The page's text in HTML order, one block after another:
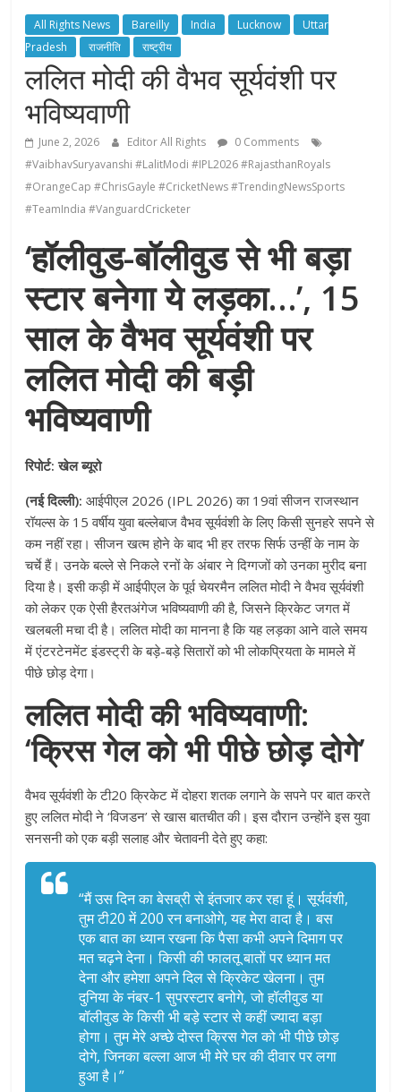
All Rights News Bareilly India Lucknow
Uttar
Pradesh
राजनीति राष्ट्रीय
ललित मोदी की वैभव सूर्यवंशी पर
भविष्यवाणी
June 2, 2026 Editor All Rights
0 Comments
#VaibhavSuryavanshi #LalitModi #IPL2026 #RajasthanRoyals
#OrangeCap #ChrisGayle #CricketNews #TrendingNewsSports
#TeamIndia #VanguardCricketer
‘हॉलीवुड-बॉलीवुड से भी बड़ा
स्टार बनेगा ये लड़का…’, 15
साल के वैभव सूर्यवंशी पर
ललित मोदी की बड़ी
भविष्यवाणी
रिपोर्ट: खेल ब्यूरो
(नई दिल्ली): आईपीएल 2026 (IPL 2026) का 19वां सीजन राजस्थान
रॉयल्स के 15 वर्षीय युवा बल्लेबाज वैभव सूर्यवंशी के लिए किसी सुनहरे सपने से
कम नहीं रहा। सीजन खत्म होने के बाद भी हर तरफ सिर्फ उन्हीं के नाम के
चर्चे हैं। उनके बल्ले से निकले रनों के अंबार ने दिग्गजों को उनका मुरीद बना
दिया है। इसी कड़ी में आईपीएल के पूर्व चेयरमैन ललित मोदी ने वैभव सूर्यवंशी
को लेकर एक ऐसी हैरतअंगेज भविष्यवाणी की है, जिसने क्रिकेट जगत में
खलबली मचा दी है। ललित मोदी का मानना है कि यह लड़का आने वाले समय
में एंटरटेनमेंट इंडस्ट्री के बड़े-बड़े सितारों को भी लोकप्रियता के मामले में
पीछे छोड़ देगा।
ललित मोदी की भविष्यवाणी:
‘क्रिस गेल को भी पीछे छोड़ दोगे’
वैभव सूर्यवंशी के टी20 क्रिकेट में दोहरा शतक लगाने के सपने पर बात करते
हुए ललित मोदी ने ‘विजडन’ से खास बातचीत की। इस दौरान उन्होंने इस युवा
सनसनी को एक बड़ी सलाह और चेतावनी देते हुए कहा:
“मैं उस दिन का बेसब्री से इंतजार कर रहा हूं। सूर्यवंशी,
तुम टी20 में 200 रन बनाओगे, यह मेरा वादा है। बस
एक बात का ध्यान रखना कि पैसा कभी अपने दिमाग पर
मत चढ़ने देना। किसी की फालतू बातों पर ध्यान मत
देना और हमेशा अपने दिल से क्रिकेट खेलना। तुम
दुनिया के नंबर-1 सुपरस्टार बनोगे, जो हॉलीवुड या
बॉलीवुड के किसी भी बड़े स्टार से कहीं ज्यादा बड़ा
होगा। तुम मेरे अच्छे दोस्त क्रिस गेल को भी पीछे छोड़
दोगे, जिनका बल्ला आज भी मेरे घर की दीवार पर लगा
हुआ है।”